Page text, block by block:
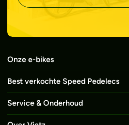
Onze e-bikes
Best verkochte Speed Pedelecs
Service & Onderhoud